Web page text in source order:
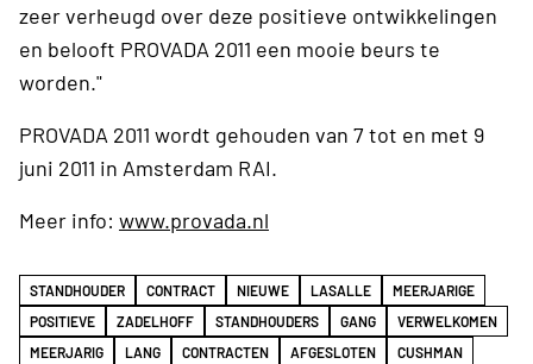
zeer verheugd over deze positieve ontwikkelingen
en belooft PROVADA 2011 een mooie beurs te
worden."
PROVADA 2011 wordt gehouden van 7 tot en met 9
juni 2011 in Amsterdam RAI.
Meer info: www.provada.nl
STANDHOUDER CONTRACT NIEUWE LASALLE
MEERJARIGE
POSITIEVE
ZADELHOFF STANDHOUDERS GANG
VERWELKOMEN
MEERJARIG
LANG CONTRACTEN AFGESLOTEN CUSHMAN